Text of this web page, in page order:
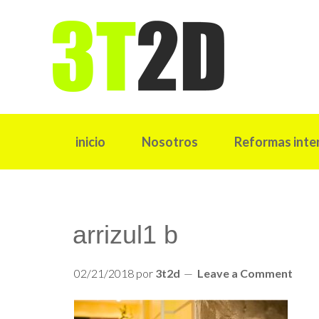
inicio Nosotros Reformas
arrizul1 b
02/21/2018 por 3t2d Leave a Comment